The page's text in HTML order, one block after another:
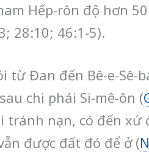
Hếp-rôn độ hơn
28:10; 46:1-5).
từ Đan đến Bê-e-Sê-
chi phái Si-mê-ôn (
tránh nạn, có đến xứ
được đất đó để ở (